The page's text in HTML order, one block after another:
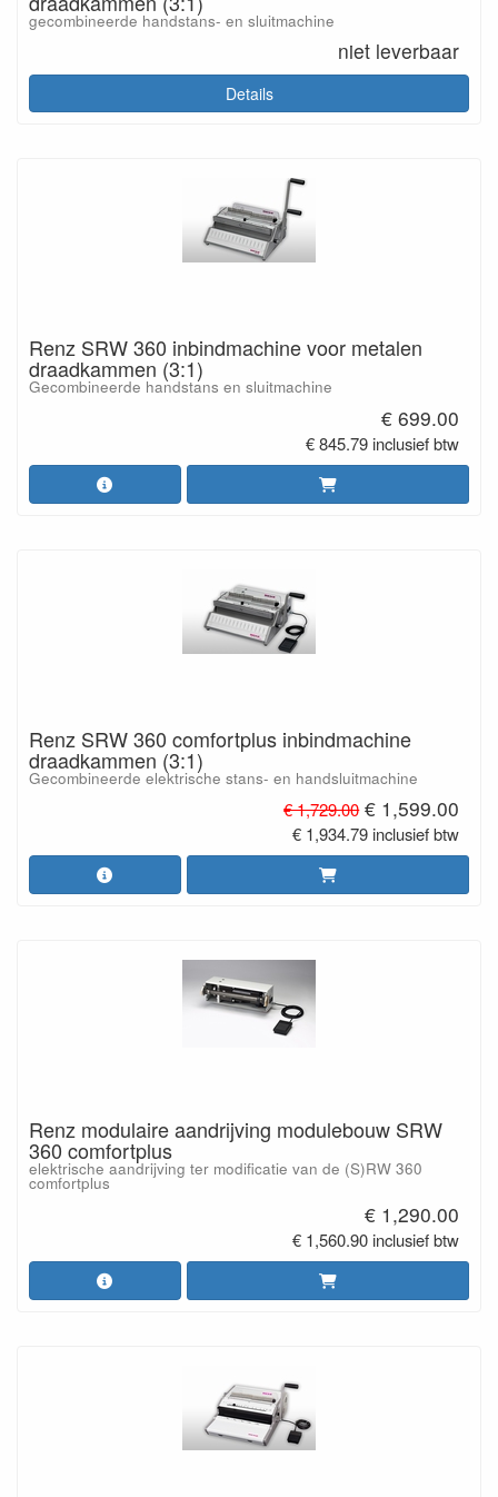
gecombineerde handstans- en sluitmachine
niet leverbaar
Details
Renz SRW 360 inbindmachine voor metalen
draadkammen (3:1)
Gecombineerde handstans en sluitmachine
€ 699.00
€ 845.79 inclusief btw
Renz SRW 360 comfortplus inbindmachine
draadkammen (3:1)
Gecombineerde elektrische stans- en handsluitmachine
€ 1,729.00 € 1,599.00
€ 1,934.79 inclusief btw
Renz modulaire aandrijving modulebouw SRW
360 comfortplus
elektrische aandrijving ter modificatie van de (S)RW 360
comfortplus
€ 1,290.00
€ 1,560.90 inclusief btw